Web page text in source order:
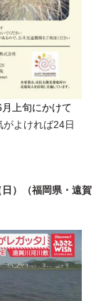
上旬にかけて
がよければ24日
）（福岡県・遠賀